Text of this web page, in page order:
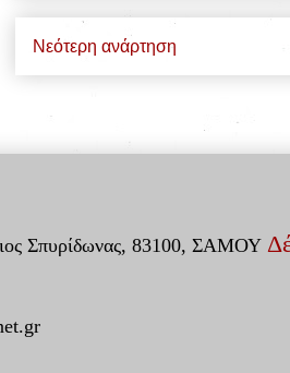
Νεότερη ανάρτηση
Σπυρίδωνας, 83100, ΣΑΜΟΥ